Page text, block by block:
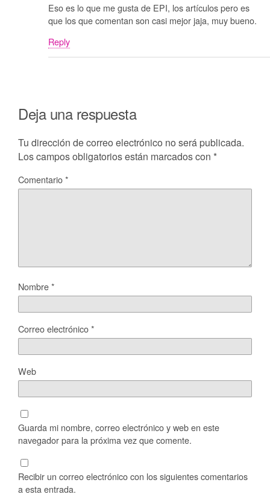
Eso es lo que me gusta de EPI, los artículos pero es
que los que comentan son casi mejor jaja, muy bueno.
Reply
Deja una respuesta
Tu dirección de correo electrónico no será publicada.
Los campos obligatorios están marcados con *
Comentario*
Nombre*
Correo electrónico*
Web
Guarda mi nombre, correo electrónico y web en este
navegador para la próxima vez que comente.
Recibir un correo electrónico con los siguientes comentarios
a esta entrada.